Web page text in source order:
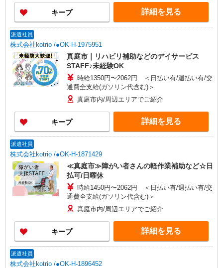
キープ 詳細を見る
派遣社員
株式会社kotrio /●OK-H-1975951
真庭市｜リハビリ補助などのデイサービス
STAFF♪未経験OK
時給1350円〜2062円 ＜日払い有/週払い有/交
通費全支給(ガソリン代含む)＞
真庭市内/周辺エリアでご紹介
キープ 詳細を見る
派遣社員
株式会社kotrio /●OK-H-1871429
≪真庭市≫障がい者さんの軽作業補助など☆日
払可/日曜休
時給1450円〜2062円 ＜日払い有/週払い有/交
通費全支給(ガソリン代含む)＞
真庭市内/周辺エリアでご紹介
キープ 詳細を見る
派遣社員
株式会社kotrio /●OK-H-1896452